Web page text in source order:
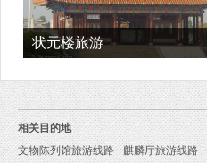
状元楼旅游
相关目的地
文物陈列馆旅游线路
麒麟厅旅游线路